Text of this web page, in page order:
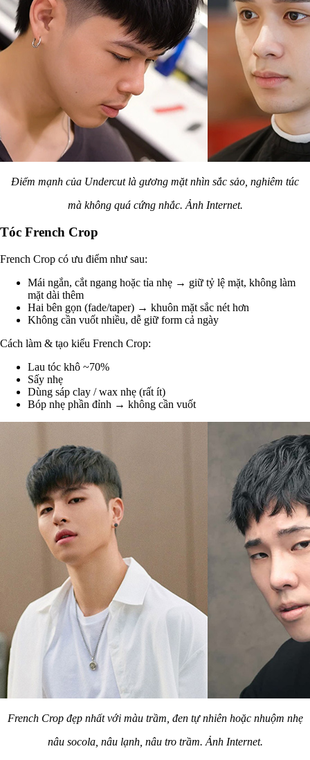
Điểm mạnh của Undercut là gương mặt nhìn sắc sảo, nghiêm túc
mà không quá cứng nhắc. Ảnh Internet.
Tóc French Crop
French Crop có ưu điểm như sau:
Mái ngắn, cắt ngang hoặc tỉa nhẹ → giữ tỷ lệ mặt, không làm
mặt dài thêm
Hai bên gọn (fade/taper) → khuôn mặt sắc nét hơn
Không cần vuốt nhiều, dễ giữ form cả ngày
Cách làm & tạo kiểu French Crop:
Lau tóc khô ~70%
Sấy nhẹ
Dùng sáp clay / wax nhẹ (rất ít)
Bóp nhẹ phần đỉnh → không cần vuốt
French Crop đẹp nhất với màu trầm, đen tự nhiên hoặc nhuộm nhẹ
nâu socola, nâu lạnh, nâu tro trầm. Ảnh Internet.